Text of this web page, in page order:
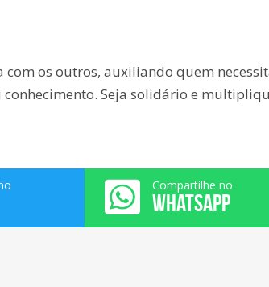
os outros, auxiliando quem
Seja solidário e
Compartilhe no
WHATSAPP